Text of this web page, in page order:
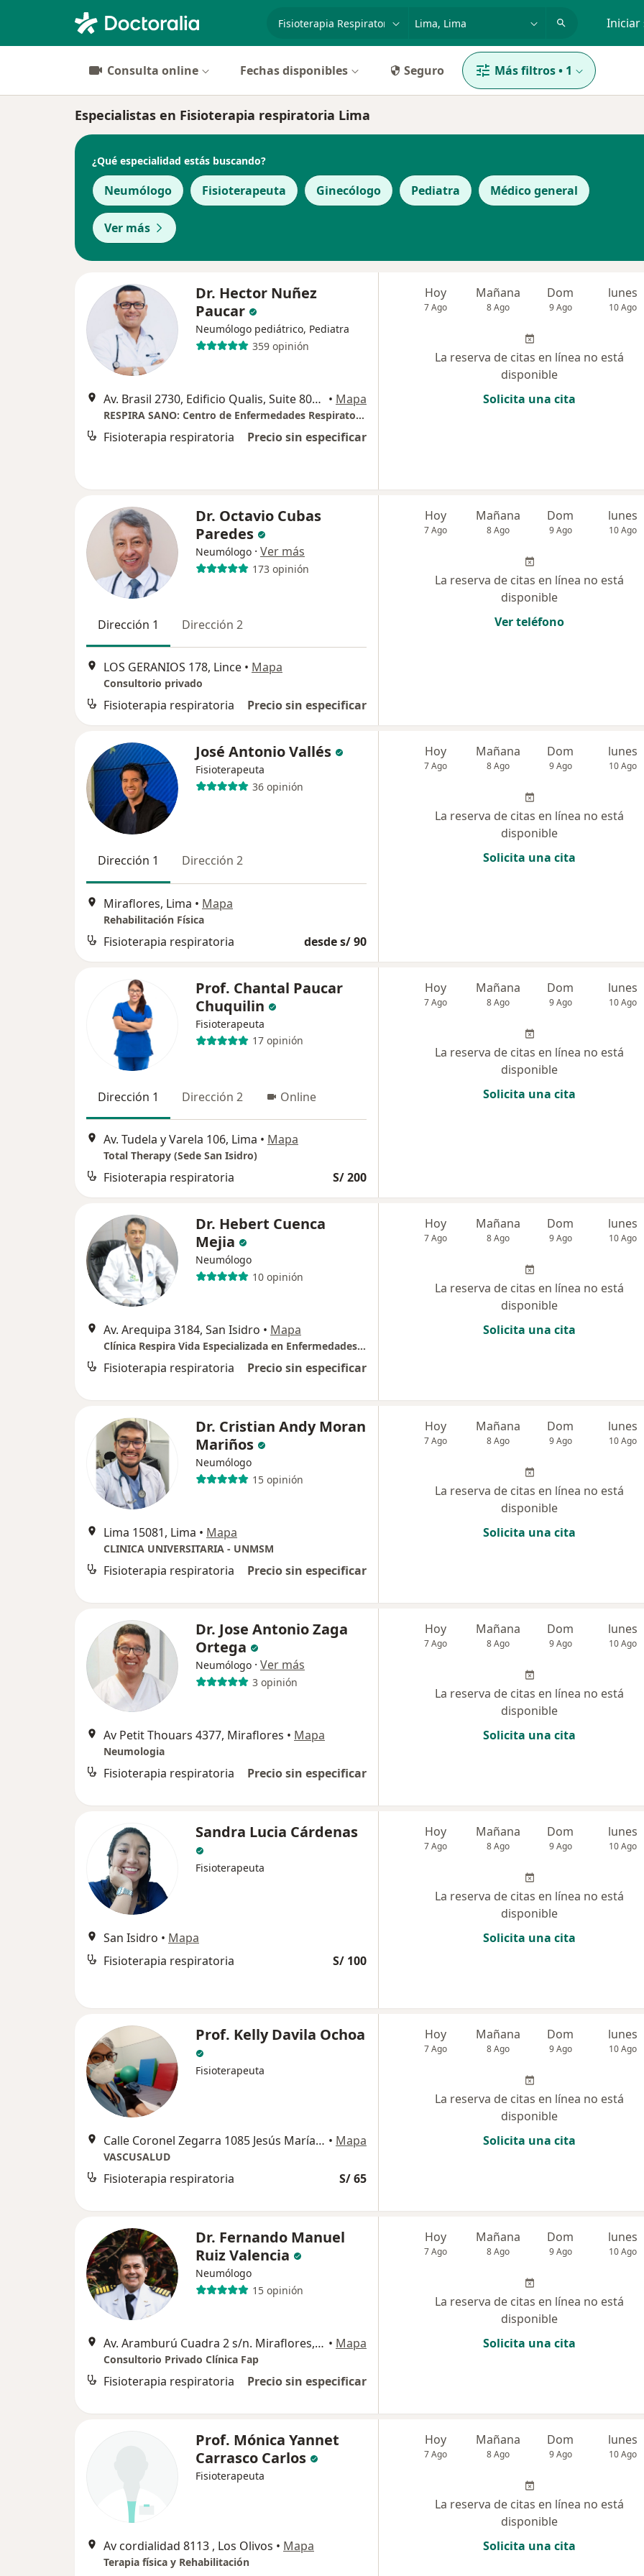
Iniciar
Consulta online Fechas disponibles Seguro Más filtros• 1
Especialistas en Fisioterapia respiratoria Lima
¿Qué especialidad estás buscando?
Neumólogo Fisioterapeuta Ginecólogo Pediatra Médico general
Ver más
Dr. Hector Nuñez
Paucar
Neumólogo pediátrico, Pediatra
359 opinión
Av. Brasil 2730, Edificio Qualis, Suite 803 (Frente al Hospital de la Policia), Pueblo Libre • Mapa
RESPIRA SANO: Centro de Enfermedades Respiratorias
Fisioterapia respiratoria Precio sin especificar
Hoy
7 Ago
Mañana
8 Ago
Dom
9 Ago
lunes
10 Ago
La reserva de citas en línea no está
disponible
Solicita una cita
Dr. Octavio Cubas
Paredes
Neumólogo · Ver más
173 opinión
Dirección 1 Dirección 2
LOS GERANIOS 178, Lince • Mapa
Consultorio privado
Fisioterapia respiratoria Precio sin especificar
Hoy
7 Ago
Mañana
8 Ago
Dom
9 Ago
lunes
10 Ago
La reserva de citas en línea no está
disponible
Ver teléfono
José Antonio Vallés
Fisioterapeuta
36 opinión
Dirección 1 Dirección 2
Miraflores, Lima • Mapa
Rehabilitación Física
Fisioterapia respiratoria desde s/ 90
Hoy
7 Ago
Mañana
8 Ago
Dom
9 Ago
lunes
10 Ago
La reserva de citas en línea no está
disponible
Solicita una cita
Prof. Chantal Paucar
Chuquilin
Fisioterapeuta
17 opinión
Dirección 1 Dirección 2 Online
Av. Tudela y Varela 106, Lima • Mapa
Total Therapy (Sede San Isidro)
Fisioterapia respiratoria S/ 200
Hoy
7 Ago
Mañana
8 Ago
Dom
9 Ago
lunes
10 Ago
La reserva de citas en línea no está
disponible
Solicita una cita
Dr. Hebert Cuenca
Mejia
Neumólogo
10 opinión
Av. Arequipa 3184, San Isidro • Mapa
Clínica Respira Vida Especializada en Enfermedades Respiratorias
Fisioterapia respiratoria Precio sin especificar
Hoy
7 Ago
Mañana
8 Ago
Dom
9 Ago
lunes
10 Ago
La reserva de citas en línea no está
disponible
Solicita una cita
Dr. Cristian Andy Moran
Mariños
Neumólogo
15 opinión
Lima 15081, Lima • Mapa
CLINICA UNIVERSITARIA - UNMSM
Fisioterapia respiratoria Precio sin especificar
Hoy
7 Ago
Mañana
8 Ago
Dom
9 Ago
lunes
10 Ago
La reserva de citas en línea no está
disponible
Solicita una cita
Dr. Jose Antonio Zaga
Ortega
Neumólogo · Ver más
3 opinión
Av Petit Thouars 4377, Miraflores • Mapa
Neumologia
Fisioterapia respiratoria Precio sin especificar
Hoy
7 Ago
Mañana
8 Ago
Dom
9 Ago
lunes
10 Ago
La reserva de citas en línea no está
disponible
Solicita una cita
Sandra Lucia Cárdenas
Fisioterapeuta
San Isidro • Mapa
Fisioterapia respiratoria
S/ 100
Hoy
7 Ago
Mañana
8 Ago
Dom
9 Ago
lunes
10 Ago
La reserva de citas en línea no está
disponible
Solicita una cita
Prof. Kelly Davila Ochoa
Fisioterapeuta
Calle Coronel Zegarra 1085 Jesús María, Jesús María • Mapa
VASCUSALUD
Fisioterapia respiratoria S/ 65
Hoy
7 Ago
Mañana
8 Ago
Dom
9 Ago
lunes
10 Ago
La reserva de citas en línea no está
disponible
Solicita una cita
Dr. Fernando Manuel
Ruiz Valencia
Neumólogo
15 opinión
Av. Aramburú Cuadra 2 s/n. Miraflores, Lima • Mapa
Consultorio Privado Clínica Fap
Fisioterapia respiratoria Precio sin especificar
Hoy
7 Ago
Mañana
8 Ago
Dom
9 Ago
lunes
10 Ago
La reserva de citas en línea no está
disponible
Solicita una cita
Prof. Mónica Yannet
Carrasco Carlos
Fisioterapeuta
Av cordialidad 8113 , Los Olivos • Mapa
Terapia física y Rehabilitación
Hoy
7 Ago
Mañana
8 Ago
Dom
9 Ago
lunes
10 Ago
La reserva de citas en línea no está
disponible
Solicita una cita